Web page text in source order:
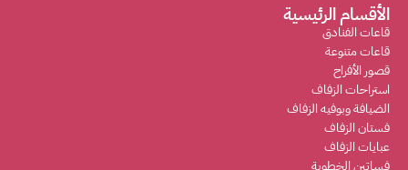
الأقسام الرئيسية
قاعات الفنادق
قاعات متنوعة
قصور الأفراح
استراحات الزفاف
الضيافة وبوفيه الزفاف
فستان الزفاف
عبايات الزفاف
فساتين الخطوبة